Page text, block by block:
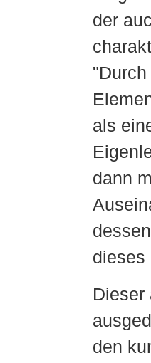
der
als
dann
dieses
Dieser
den